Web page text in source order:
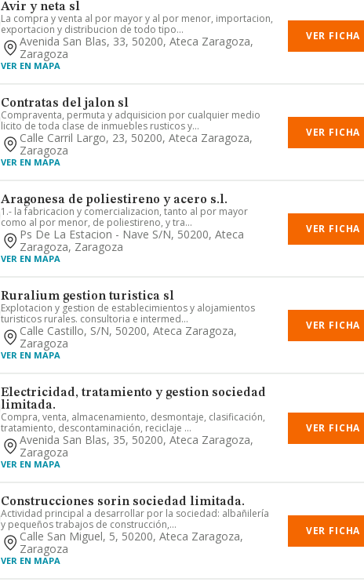
Avir y neta sl
La compra y venta al por mayor y al por menor, importacion,
exportacion y distribucion de todo tipo...
Avenida San Blas, 33, 50200, Ateca Zaragoza,
Zaragoza
VER EN MAPA
VER FICHA
Contratas del jalon sl
Compraventa, permuta y adquisicion por cualquier medio
licito de toda clase de inmuebles rusticos y...
Calle Carril Largo, 23, 50200, Ateca Zaragoza,
Zaragoza
VER EN MAPA
VER FICHA
Aragonesa de poliestireno y acero s.l.
1.- la fabricacion y comercializacion, tanto al por mayor
como al por menor, de poliestireno, y tra...
Ps De La Estacion - Nave S/n, 50200, Ateca
Zaragoza, Zaragoza
VER EN MAPA
VER FICHA
Ruralium gestion turistica sl
Explotacion y gestion de establecimientos y alojamientos
turisticos rurales. consultoria e intermed...
Calle Castillo, S/n, 50200, Ateca Zaragoza,
Zaragoza
VER EN MAPA
VER FICHA
Electricidad, tratamiento y gestion sociedad
limitada.
Compra, venta, almacenamiento, desmontaje, clasificación,
tratamiento, descontaminación, reciclaje ...
Avenida San Blas, 35, 50200, Ateca Zaragoza,
Zaragoza
VER EN MAPA
VER FICHA
Construcciones sorin sociedad limitada.
Actividad principal a desarrollar por la sociedad: albañilería
y pequeños trabajos de construcción,...
Calle San Miguel, 5, 50200, Ateca Zaragoza,
Zaragoza
VER EN MAPA
VER FICHA